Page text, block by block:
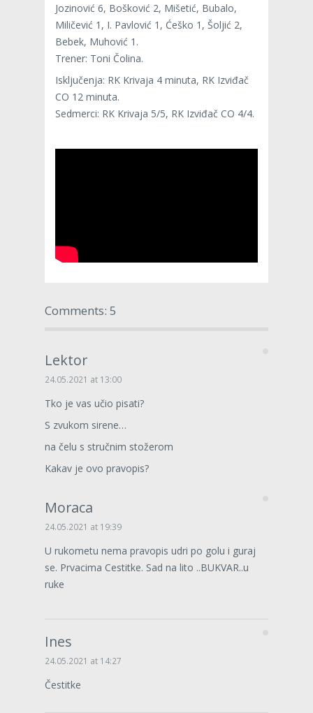
Jozinović 6, Bošković 2, Mišetić, Bubalo,
Miličević 1, I. Pavlović 1, Ćeško 1, Šoljić 2,
Bebek, Muhović 1.
Trener: Toni Čolina.
Isključenja: RK Krivaja 4 minuta, RK Izviđač
CO 12 minuta.
Sedmerci: RK Krivaja 5/5, RK Izviđač CO 4/4.
Comments: 5
Lektor
24.05.2021 at 13:00
Tko je vas učio pisati?
S zvukom sirene…
na čelu s stručnim stožerom
Kakav je ovo pravopis?
Moraca
24.05.2021 at 19:39
U rukometu nema pravopis udri po golu i guraj
se. Prvacima Cestitke. Sad na lito ..BUKVAR..u
ruke
Ines
24.05.2021 at 14:27
Čestitke